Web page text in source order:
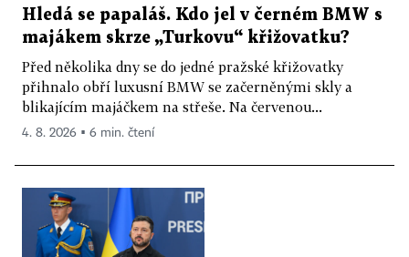
Hledá se papaláš. Kdo jel v černém BMW s
majákem skrze „Turkovu“ křižovatku?
Před několika dny se do jedné pražské křižovatky
přihnalo obří luxusní BMW se začerněnými skly a
blikajícím majáčkem na střeše. Na červenou...
4. 8. 2026 ▪ 6 min. čtení